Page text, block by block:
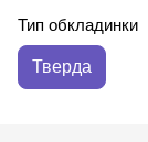
Тип обкладинки
Тверда